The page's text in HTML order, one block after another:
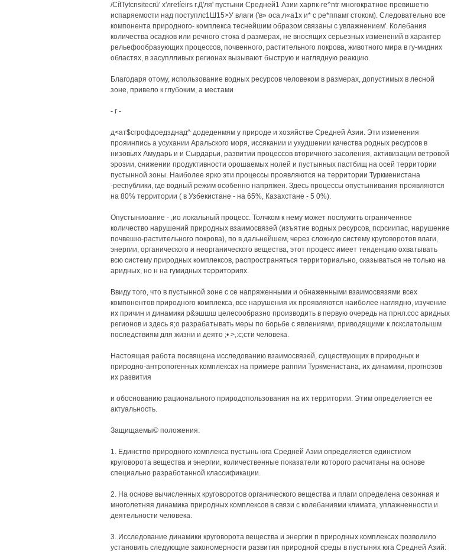
/CítTytcnsitecrü' х'лгеtíeirs г.Д'ля' пустыни Средней1 Азии харпк-re^ntr многократное превишетю
испаряемости над поступлс1Ш15>У влаги ('в» оса,л«а1х и* с ре*ппамг стоком). Следовательно все
компонента природного- комплекса теснейшим образом связаны с увлажнением'. Колебания
количества осадков или речного стока d размерах, не вносящих серьезных изменений в характер
рельефообразующих процессов, почвенного, растительного покрова, животного мира в гу-мидних
областях, в засуплливых регионах вызывают быструю и наглядную реакцию.
Благодаря отому, использование водных ресурсов человеком в размерах, допустимых в лесной
зоне, привело к глубоким, а местами
- г -
д<ат$сгрофдоедзднад^ додеденмям у природе и хозяйстве Средней Азии. Эти изменения
прояинпись а усухании Аральского моря, иссякании и ухудшении качества родных ресурсов в
низовьях Амударь и и Сырдарьи, развитии процессов вторичного засоления, активизации ветровой
эрозии, снижении продуктивности орошаемых нолей и пустынных пастбищ на осей территории
пустынной зоны. Наиболее ярко эти процессы проявляются на территории Туркменистана
-республики, где водный режим особенно напряжен. Здесь процессы опустынивания проявляются
на 80% территории ( в Узбекистане - на 65%, Казахстане - 5 0%).
Опустыниоание - ,ио локальный процесс. Толчком к нему может послужить ограниченное
количество нарушений природных взаимосвязей (изъятие водных ресурсов, псрсиипас, нарушение
почвешю-растительного покрова), по в дальнейшем, через сложную систему круговоротов влаги,
энергии, органического и неорганического вещества, этот процесс имеет тенденцию охватывать
всю систему природных комплексов, распространяться территориально, сказываться не только на
аридных, но н на гумидных территориях.
Ввиду того, что в пустынной зоне с се напряженными и обнаженными взаимосвязями всех
компонентов природного комплекса, все нарушения их проявляются наиболее наглядно, изучение
их причин и динамики р&эшшш целесообразно производить в первую очередь на прнл.сос аридных
регионов и здесь я;о разрабатывать меры по борьбе с явлениями, приводящими к лскслатолышм
последствиям для жизни и деято ;• >,:с;сти человека.
Настоящая работа посвящена исследованию взаимосвязей, существующих в природных и
природно-антропогенных комплексах на примере раппии Туркменистана, их динамики, прогнозов
их развития
и обоснованию рационального природопользования на их территории. Этим определяется ее
актуальность.
Защищаемы© положения:
1. Единстпо природного комплекса пустынь юга Средней Азии определяется единстиом
круговорота вещества и энергии, количественные показатели которого расчитаны на основе
специально разработанной классификации.
2. На основе вычисленных круговоротов органического вещества и плаги определена сезонная и
многолетняя динамика природных комплексов в связи с колебаниями климата, уплажненности и
деятельности человека.
3. Исследование динамики круговорота вещества и энергии п природных комплексах позволило
установить следующие закономерности развития природной среды в пустынях юга Средней Азий: